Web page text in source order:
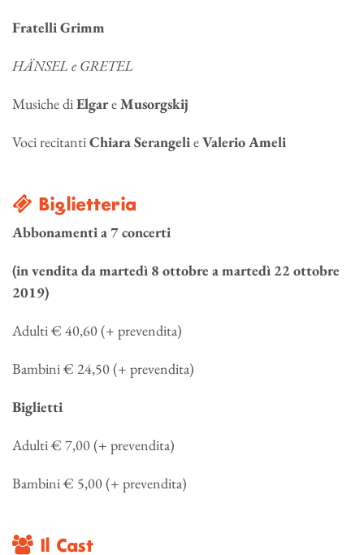
Fratelli Grimm
HÄNSEL e GRETEL
Musiche diElgareMusorgskij
Voci recitantiChiara SerangelieValerio Ameli
Biglietteria
Abbonamenti a 7 concerti
(in vendita da martedì 8 ottobre a martedì 22 ottobre
2019)
Adulti € 40,60 (+ prevendita)
Bambini € 24,50 (+ prevendita)
Biglietti
Adulti € 7,00 (+ prevendita)
Bambini € 5,00 (+ prevendita)
Il Cast